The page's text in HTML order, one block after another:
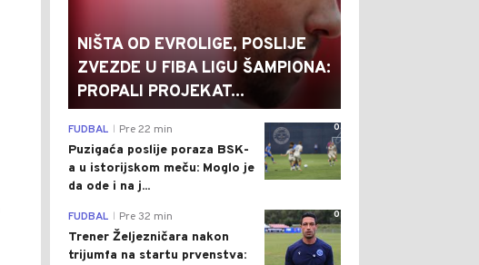
NIŠTA OD EVROLIGE, POSLIJE
ZVEZDE U FIBA LIGU ŠAMPIONA:
PROPALI PROJEKAT...
0
FUDBAL Pre 22 min
Puzigaća poslije poraza BSK-
a u istorijskom meču: Moglo je
da ode i na j...
0
FUDBAL Pre 32 min
Trener Željezničara nakon
trijumfa na startu prvenstva: